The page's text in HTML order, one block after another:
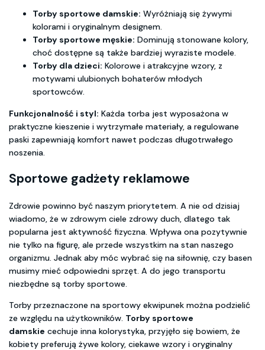
Torby sportowe damskie: Wyróżniają się żywymi
kolorami i oryginalnym designem.
Torby sportowe męskie: Dominują stonowane kolory,
choć dostępne są także bardziej wyraziste modele.
Torby dla dzieci: Kolorowe i atrakcyjne wzory, z
motywami ulubionych bohaterów młodych
sportowców.
Funkcjonalność i styl: Każda torba jest wyposażona w
praktyczne kieszenie i wytrzymałe materiały, a regulowane
paski zapewniają komfort nawet podczas długotrwałego
noszenia.
Sportowe gadżety reklamowe
Zdrowie powinno być naszym priorytetem. A nie od dzisiaj
wiadomo, że w zdrowym ciele zdrowy duch, dlatego tak
popularna jest aktywność fizyczna. Wpływa ona pozytywnie
nie tylko na figurę, ale przede wszystkim na stan naszego
organizmu. Jednak aby móc wybrać się na siłownię, czy basen
musimy mieć odpowiedni sprzęt. A do jego transportu
niezbędne są torby sportowe.
Torby przeznaczone na sportowy ekwipunek można podzielić
ze względu na użytkowników. Torby sportowe
damskie cechuje inna kolorystyka, przyjęło się bowiem, że
kobiety preferują żywe kolory, ciekawe wzory i oryginalny